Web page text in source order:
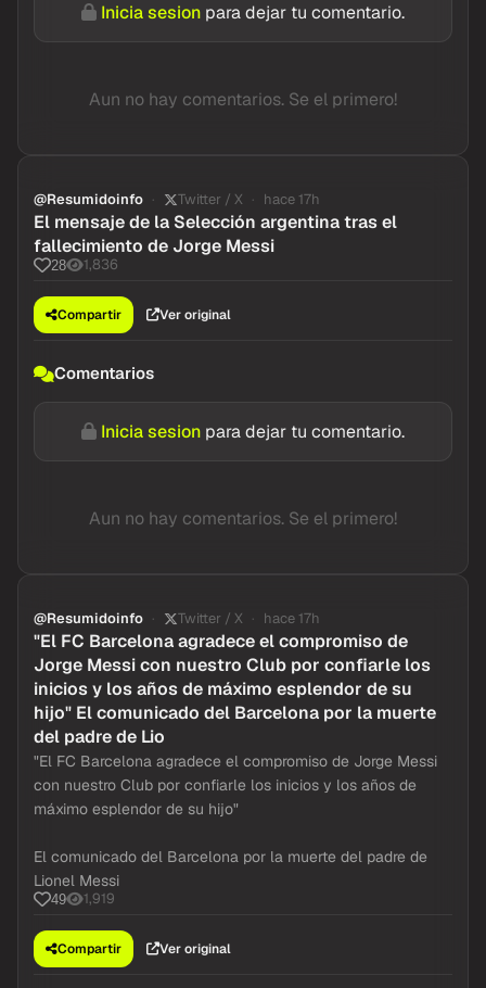
Inicia sesion para dejar tu comentario.
Aun no hay comentarios. Se el primero!
@Resumidoinfo Twitter / X hace 17h
El mensaje de la Selección argentina tras el
fallecimiento de Jorge Messi
28 1,836
Compartir Ver original
Comentarios
Inicia sesion para dejar tu comentario.
Aun no hay comentarios. Se el primero!
@Resumidoinfo Twitter / X hace 17h
"El FC Barcelona agradece el compromiso de
Jorge Messi con nuestro Club por confiarle los
inicios y los años de máximo esplendor de su
hijo" El comunicado del Barcelona por la muerte
del padre de Lio
"El FC Barcelona agradece el compromiso de Jorge Messi
con nuestro Club por confiarle los inicios y los años de
máximo esplendor de su hijo"
El comunicado del Barcelona por la muerte del padre de
Lionel Messi
49 1,919
Compartir Ver original